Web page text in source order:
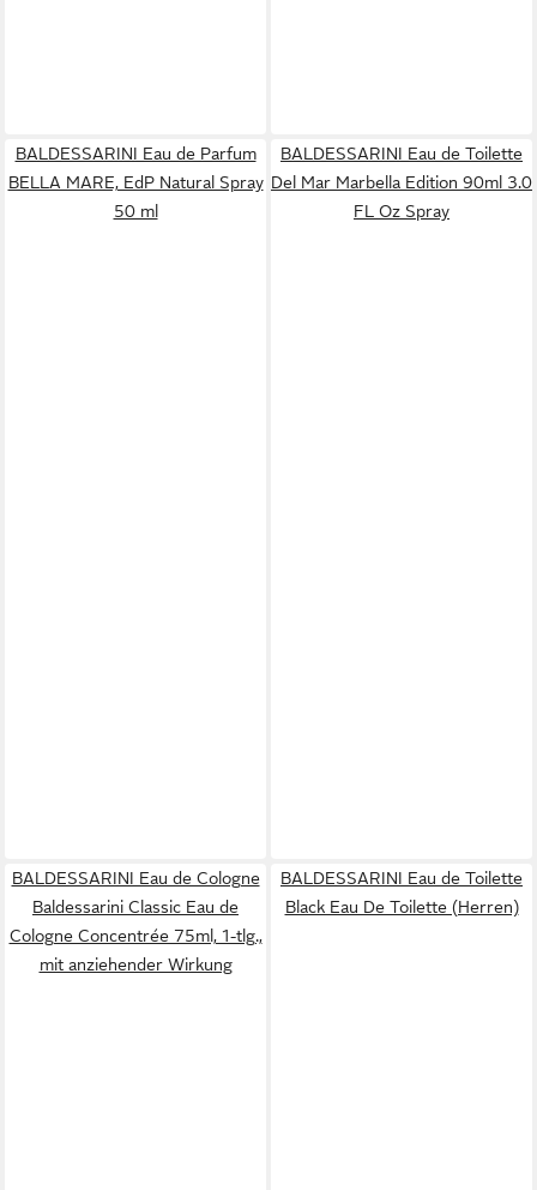
BALDESSARINI Eau de Parfum
BELLA MARE, EdP Natural Spray
50 ml
BALDESSARINI Eau de Toilette
Del Mar Marbella Edition 90ml 3.0
FL Oz Spray
BALDESSARINI Eau de Cologne
Baldessarini Classic Eau de
Cologne Concentrée 75ml, 1-tlg.,
mit anziehender Wirkung
BALDESSARINI Eau de Toilette
Black Eau De Toilette (Herren)